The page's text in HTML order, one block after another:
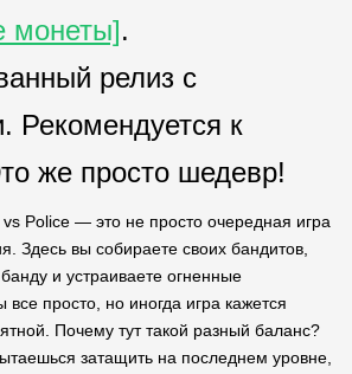
монеты].
релиз с
Рекомендуется к
же просто шедевр!
Police — это не просто очередная игра
Здесь вы собираете своих бандитов,
и устраиваете огненные
просто, но иногда игра кажется
Почему тут такой разный баланс?
затащить на последнем уровне,